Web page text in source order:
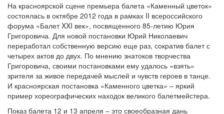
На красноярской сцене премьера балета «Каменный цветок»
состоялась в октябре 2012 года в рамках II всероссийского
форума «Балет XXI век», посвященного 85-летию Юрия
Григоровича. Для новой постановки Юрий Николаевич
переработал собственную версию еще раз, сократив балет с
четырех актов до двух. По мнению знатоков творчества
Григоровича, своими постановками ему удалось «взять»
зрителя за живое передачей мыслей и чувств героев в танце.
И красноярская постановка «Каменного цветка» – яркий
пример хореографических находок великого балетмейстера.
Показ балета 12 и 13 апреля – это своеобразная дань